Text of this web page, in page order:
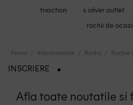
triaction
s oliver outlet
rochii de
Femei Imbracaminte Rochii Rochie
INSCRIERE
Afla toate noutatile si